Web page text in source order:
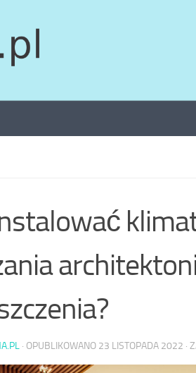
· OPUBLIKOWANO 23 LISTOPADA 2022 ·